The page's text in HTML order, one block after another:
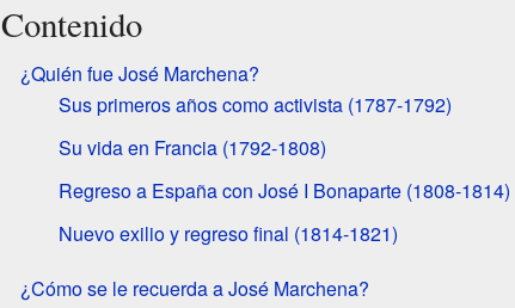
Contenido
¿Quién fue José Marchena?
Sus primeros años como activista (1787-1792)
Su vida en Francia (1792-1808)
Regreso a España con José I Bonaparte (1808-1814)
Nuevo exilio y regreso final (1814-1821)
¿Cómo se le recuerda a José Marchena?